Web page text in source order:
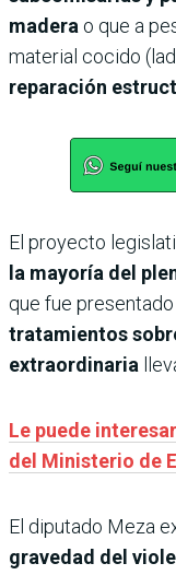
madera o que a
material cocido
reparación
El proyecto
la mayoría del
que fue
tratamientos
extraordinaria
Le puede
del Ministerio de
El diputado Meza
gravedad del